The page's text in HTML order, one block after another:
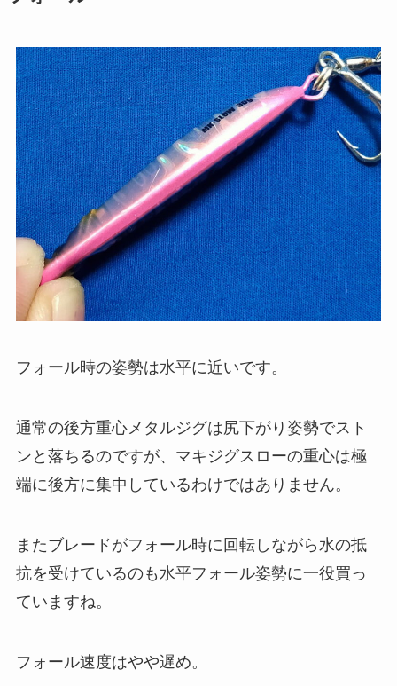
フォール時の姿勢は水平に近いです。
通常の後方重心メタルジグは尻下がり姿勢でスト
ンと落ちるのですが、マキジグスローの重心は極
端に後方に集中しているわけではありません。
またブレードがフォール時に回転しながら水の抵
抗を受けているのも水平フォール姿勢に一役買っ
ていますね。
フォール速度はやや遅め。